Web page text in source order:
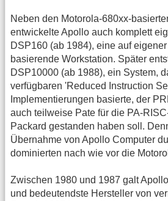
Neben den Motorola-680xx-
entwickelte Apollo auch komplett
DSP160 (ab 1984), eine auf
basierende Workstation. Später
DSP10000 (ab 1988), ein System,
verfügbaren 'Reduced Instruction
Implementierungen basierte, der
auch teilweise Pate für die PA-
Packard gestanden haben soll.
Übernahme von Apollo Computer
dominierten nach wie vor die
Zwischen 1980 und 1987 galt
und bedeutendste Hersteller von